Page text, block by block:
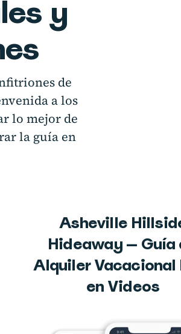
y
de
a los
lo mejor de
la guía en
Asheville
Hideaway — Guía
Alquiler Vacacional
en Videos